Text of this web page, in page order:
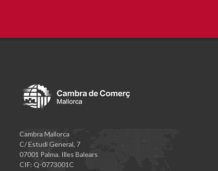
Cambra Mallorca
C/ Estudi General, 7
07001 Palma. Illes Balears
CIF: Q-0773001C